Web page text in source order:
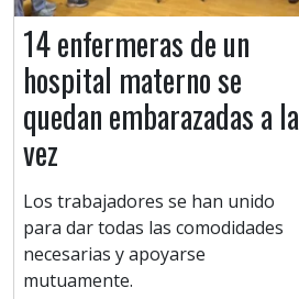
14 enfermeras de un
hospital materno se
quedan embarazadas a la
vez
Los trabajadores se han unido
para dar todas las comodidades
necesarias y apoyarse
mutuamente.